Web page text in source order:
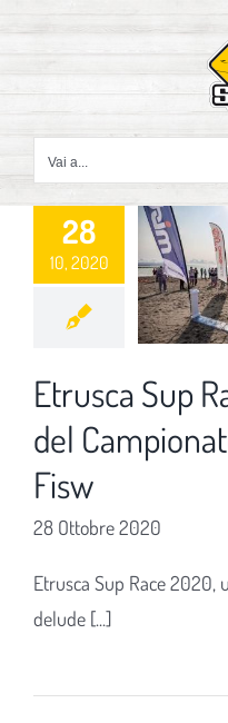
contenuto
Vai a...
28
10, 2020
Etrusca Sup
del
Fisw
28 Ottobre 2020
Etrusca Sup Race 2020,
delude [...]